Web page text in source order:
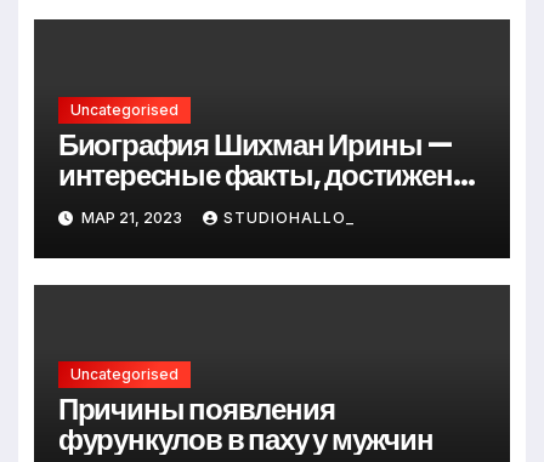
Uncategorised
Биография Шихман Ирины —
интересные факты, достижения
и путь к успеху
МАР 21, 2023 STUDIOHALLO_
Uncategorised
Причины появления
фурункулов в паху у мужчин